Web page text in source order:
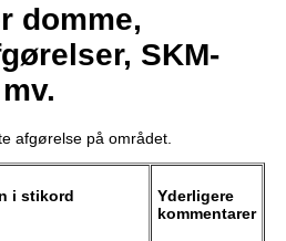
domme,
SKM-
afgørelse på området.
i stikord
Yderligere
kommentarer